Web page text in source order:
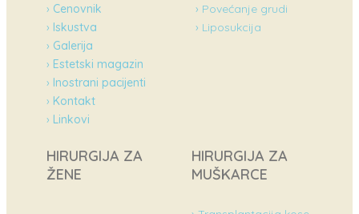
› Cenovnik
› Iskustva
› Galerija
› Estetski magazin
› Inostrani pacijenti
› Kontakt
› Linkovi
› Povećanje grudi
› Liposukcija
HIRURGIJA ZA
ŽENE
HIRURGIJA ZA
MUŠKARCE